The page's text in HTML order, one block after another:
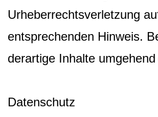
Urheberrechtsverletzung
entsprechenden Hinweis.
derartige Inhalte
Datenschutz